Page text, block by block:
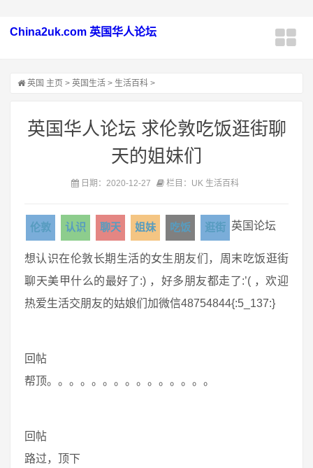
China2uk.com 英国华人论坛
英国 主页 > 英国生活 > 生活百科 >
英国华人论坛 求伦敦吃饭逛街聊
天的姐妹们
日期：2020-12-27 栏目：UK 生活百科
伦敦 认识 聊天 姐妹 吃饭 逛街 英国论坛
想认识在伦敦长期生活的女生朋友们，周末吃饭逛街
聊天美甲什么的最好了:) ，好多朋友都走了:’( ，欢迎
热爱生活交朋友的姑娘们加微信48754844{:5_137:}
回帖
帮顶。。。。。。。。。。。。。。。
回帖
路过，顶下